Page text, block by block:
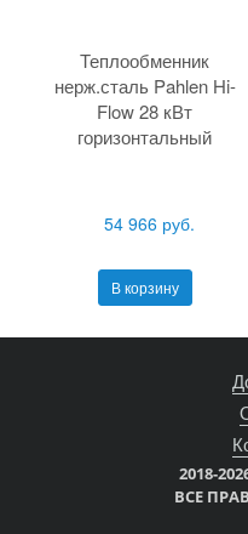
Теплообменник
нерж.сталь Pahlen Hi-
Flow 28 кВт
горизонтальный
54 966 руб.
В корзину
2018-
ВСЕ